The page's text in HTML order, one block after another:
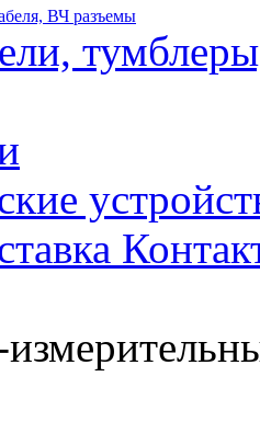
ВЧ разъемы